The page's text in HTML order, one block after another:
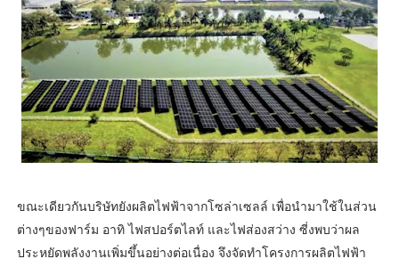
ขณะเดียวกันบริษัทยังผลิตไฟฟ้าจากโซล่าเซลล์ เพื่อนำมาใช้ในส่วน
ต่างๆของฟาร์ม อาทิ ไฟสปอร์ตไลท์ และไฟส่องสว่าง ซี่งพบว่าผล
ประหยัดพลังงานเพิ่มขึ้นอย่างต่อเนื่อง จึงจัดทำโครงการผลิตไฟฟ้า